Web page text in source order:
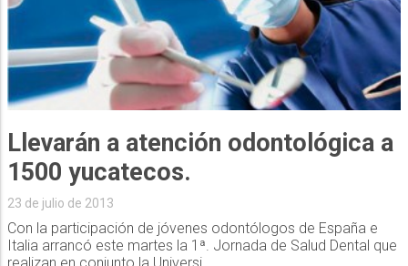
Llevarán a atención odontológica a
1500 yucatecos.
23 de julio de 2013
Con la participación de jóvenes odontólogos de España e
Italia arrancó este martes la 1ª. Jornada de Salud Dental que
realizan en conjunto la Universi...